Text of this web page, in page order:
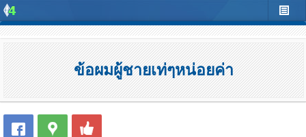
ข้อผมผู้ชายเท่ๆหน่อยค่า